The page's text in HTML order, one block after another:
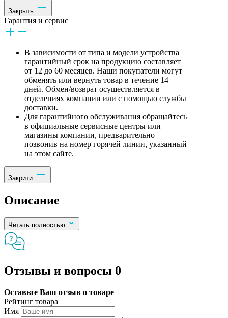
Закрыть
Гарантия и сервис
В зависимости от типа и модели устройства
гарантийный срок на продукцию составляет
от 12 до 60 месяцев. Наши покупатели могут
обменять или вернуть товар в течение 14
дней. Обмен/возврат осуществляется в
отделениях компании или с помощью службы
доставки.
Для гарантийного обслуживания обращайтесь
в официальные сервисные центры или
магазины компании, предварительно
позвонив на номер горячей линии, указанный
на этом сайте.
Закрити
Описание
Читать полностью
Отзывы и вопросы 0
Оставьте Ваш отзыв о товаре
Рейтинг товара
Имя